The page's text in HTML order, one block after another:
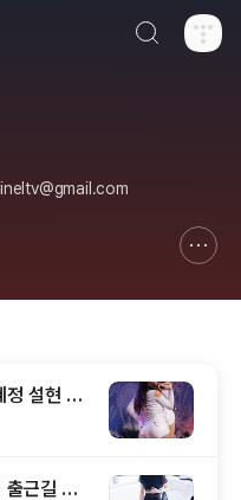
팀블로그 문의 - spineltv@gmail.com
설현 직
근길 트